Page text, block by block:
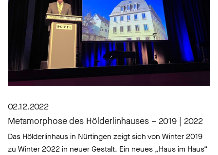
02.12.2022
Metamorphose des Hölderlinhauses – 2019 | 2022
Das Hölderlinhaus in Nürtingen zeigt sich von Winter 2019
zu Winter 2022 in neuer Gestalt. Ein neues „Haus im Haus“